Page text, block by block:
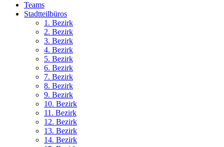
Teams
Stadtteilbüros
1. Bezirk
2. Bezirk
3. Bezirk
4. Bezirk
5. Bezirk
6. Bezirk
7. Bezirk
8. Bezirk
9. Bezirk
10. Bezirk
11. Bezirk
12. Bezirk
13. Bezirk
14. Bezirk